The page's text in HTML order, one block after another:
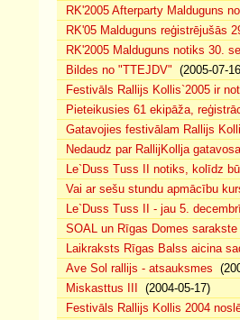
RK'2005 Afterparty Malduguns
RK'05 Malduguns reģistrējušās
RK'2005 Malduguns notiks 30.
Bildes no "TTEJDV" (2005-07-
Festivāls Rallijs Kollis`2005 ir
Pieteikusies 61 ekipāža,
Gatavojies festivālam Rallijs
Nedaudz par RallijKollja
Le`Duss Tuss II notiks, kolīdz
Vai ar sešu stundu apmācību
Le`Duss Tuss II - jau 5.
SOAL un Rīgas Domes
Laikraksts Rīgas Balss aicina
Ave Sol rallijs - atsauksmes
Miskasttus III
(2004-05-17)
Festivāls Rallijs Kollis 2004